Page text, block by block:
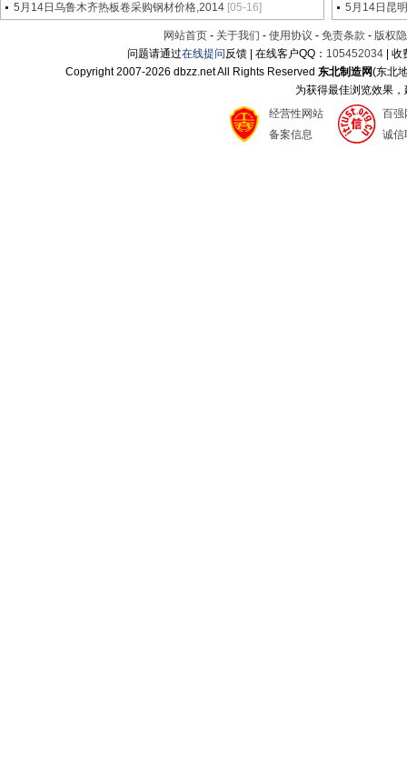
5月14日乌鲁木齐热板卷采购钢材价格,2014 [05-16] 5月14日昆
网站首页 - 关于我们 - 使用协议 - 免责条款 - 版权
问题请通过在线提问反馈 | 在线客户QQ： 105452034 |
Copyright 2007-2026 dbzz.net All Rights Reserved东北制造网(东北
为获得最佳浏览效果
经营性网站
备案信息
百强
诚信